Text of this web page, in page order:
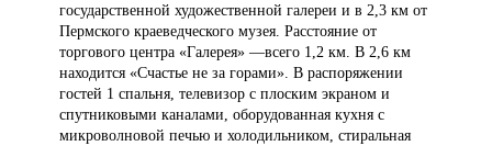
государственной художественной галереи и в 2,3 км от
Пермского краеведческого музея. Расстояние от
торгового центра «Галерея» —всего 1,2 км. В 2,6 км
находится «Счастье не за горами». В распоряжении
гостей 1 спальня, телевизор с плоским экраном и
спутниковыми каналами, оборудованная кухня с
микроволновой печью и холодильником, стиральная